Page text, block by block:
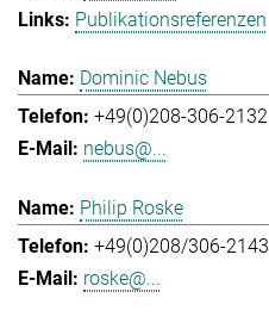
Publikationsreferenzen
Dominic Nebus
+49(0)208-306-2132
nebus@...
Philip Roske
+49(0)208/306-2143
roske@...